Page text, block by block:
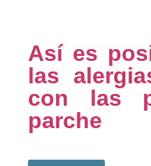
Así es
las
con las
parche